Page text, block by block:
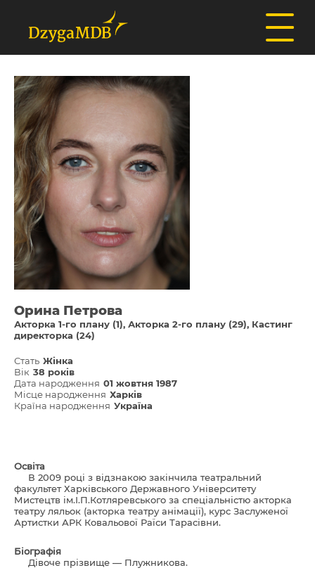
Орина Петрова
Акторка 1-го плану (1) Акторка 2-го плану (29) Кастинг
директорка (24)
Стать Жінка
Вік 38 років
Дата народження 01 жовтня 1987
Місце народження Харків
Країна народження Україна
Освіта
В 2009 році з відзнакою закінчила театральний
факультет Харківського Державного Університету
Мистецтв ім.І.П.Котляревського за спеціальністю акторка
театру ляльок (акторка театру анімації), курс Заслуженої
Артистки АРК Ковальової Раїси Тарасівни.
Біографія
Дівоче прізвище — Плужникова.